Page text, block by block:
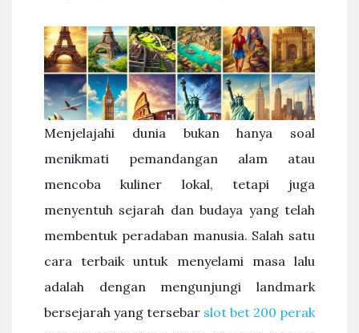
Menjelajahi dunia bukan hanya soal
menikmati pemandangan alam atau
mencoba kuliner lokal, tetapi juga
menyentuh sejarah dan budaya yang telah
membentuk peradaban manusia. Salah satu
cara terbaik untuk menyelami masa lalu
adalah dengan mengunjungi landmark
bersejarah yang tersebar slot bet 200 perak